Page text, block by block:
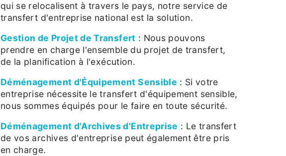
qui se relocalisent à travers le pays, notre service de
transfert d'entreprise national est la solution.
Gestion de Projet de Transfert : Nous pouvons
prendre en charge l'ensemble du projet de transfert,
de la planification à l'exécution.
Déménagement d'Équipement Sensible : Si votre
entreprise nécessite le transfert d'équipement sensible,
nous sommes équipés pour le faire en toute sécurité.
Déménagement d'Archives d'Entreprise : Le transfert
de vos archives d'entreprise peut également être pris
en charge.